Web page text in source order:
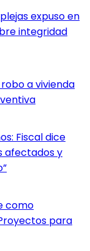
expuso en
integridad
a vivienda
Fiscal dice
afectados y
como
para